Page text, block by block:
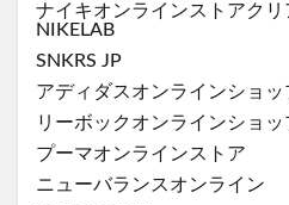
ナイキオンラインストアク
NIKELAB
SNKRS JP
アディダスオンラインショッ
リーボックオンラインショッ
プーマオンラインストア
ニューバランスオンライン